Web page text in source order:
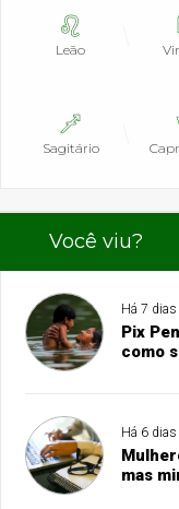
Leão
Sagitário
Você viu?
Há 7 dias
Pix
como
Há 6 dias
mas